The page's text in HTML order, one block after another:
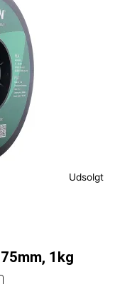
Udsolgt
1kg